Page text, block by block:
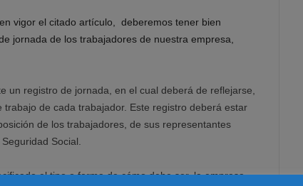
vigor el citado artículo, deberemos tener bien
jornada de los trabajadores de nuestra empresa,
un registro de jornada, en el cual deberá de reflejarse,
trabajo de cada trabajador. Este registro deberá estar
de los trabajadores, de sus representantes
Social.
el tipo o forma de cómo debe ser, la empresa